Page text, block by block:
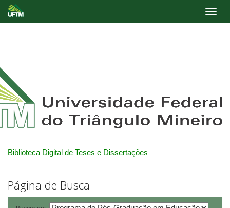
Biblioteca Digital de Teses e Dissertações
Página de Busca